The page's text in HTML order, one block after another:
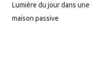
Lumière du jour dans une
maison passive